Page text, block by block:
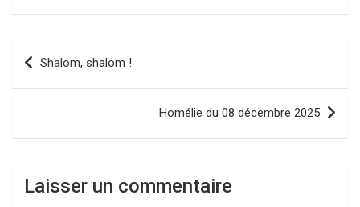
Navigation
de
Shalom, shalom !
Homélie du 08 décembre 2025
Laisser un commentaire